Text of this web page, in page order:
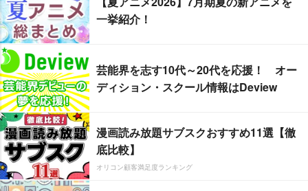
一挙紹介！
芸能界を志す10代～20代を応援！ オー
ディション・スクール情報はDeview
漫画読み放題サブスクおすすめ11選【徹
底比較】
オリコン顧客満足度ランキング